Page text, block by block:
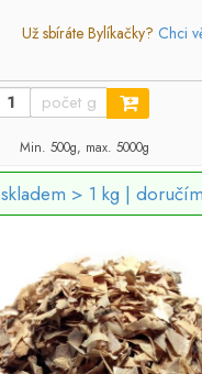
Už sbíráte Bylíkačky? Chci
Min. 500g, max. 5000g
skladem > 1 kg |